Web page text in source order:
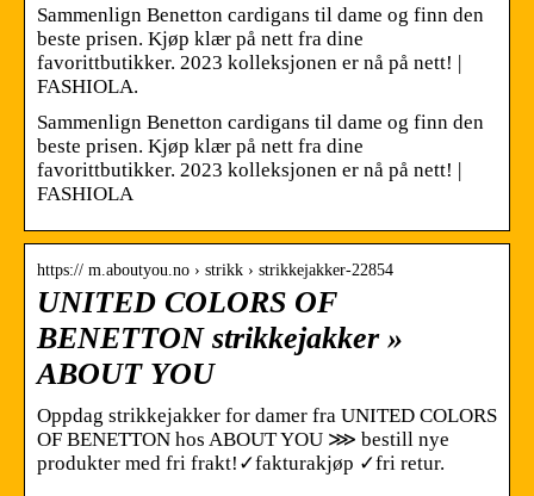
Sammenlign Benetton cardigans til dame og finn den
beste prisen. Kjøp klær på nett fra dine
favorittbutikker. 2023 kolleksjonen er nå på nett! |
FASHIOLA.
Sammenlign Benetton cardigans til dame og finn den
beste prisen. Kjøp klær på nett fra dine
favorittbutikker. 2023 kolleksjonen er nå på nett! |
FASHIOLA
https:// m.aboutyou.no › strikk › strikkejakker-22854
UNITED COLORS OF
BENETTON strikkejakker »
ABOUT YOU
Oppdag strikkejakker for damer fra UNITED COLORS
OF BENETTON hos ABOUT YOU ⋙ bestill nye
produkter med fri frakt!✓fakturakjøp ✓fri retur.